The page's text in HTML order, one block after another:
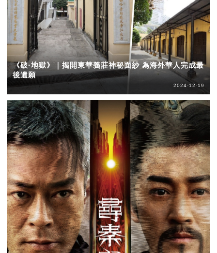
《破·地獄》｜揭開東華義莊神秘面紗 為海外華人完成最
後遺願
2024-12-19